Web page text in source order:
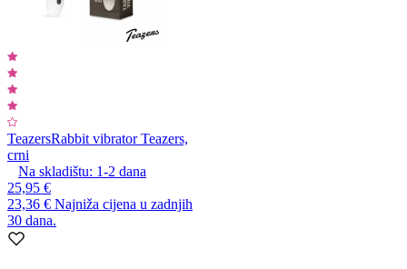
TeazersRabbit vibrator Teazers,
crni
Na skladištu: 1-2 dana
25,95 €
23,36 € Najniža cijena u zadnjih
30 dana.